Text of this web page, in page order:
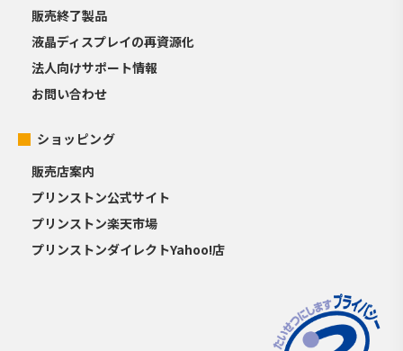
販売終了製品
液晶ディスプレイの再資源化
法人向けサポート情報
お問い合わせ
ショッピング
販売店案内
プリンストン公式サイト
プリンストン楽天市場
プリンストンダイレクトYahoo!店